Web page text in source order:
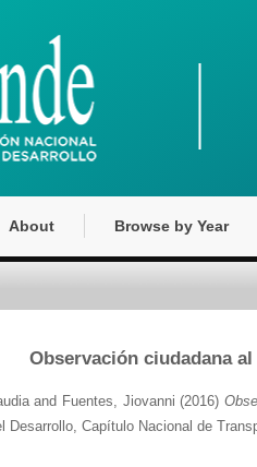
About Browse by Year
Observación ciudadana
and Fuentes, Jiovanni (2016)
Desarrollo, Capítulo Nacional de